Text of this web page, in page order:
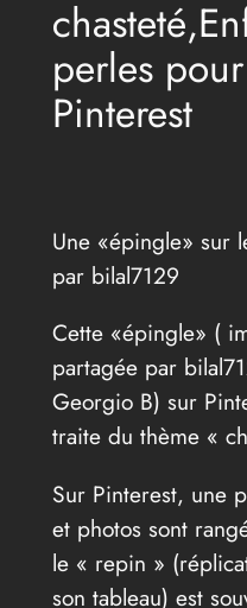
perles
Pinterest
Une «épingle» sur
par bilal7129
Cette «épingle» (
partagée par
Georgio B) sur
traite du thème «
Sur Pinterest, une
et photos sont
le « repin »
son tableau) est